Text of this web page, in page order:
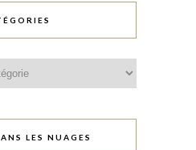
LES NUAGES